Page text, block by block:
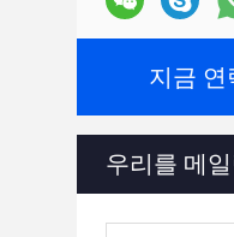
지금 연
우리를 메